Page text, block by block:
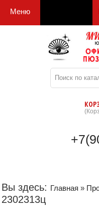
Меню
(
Вы здесь: Главная »
2302313ц